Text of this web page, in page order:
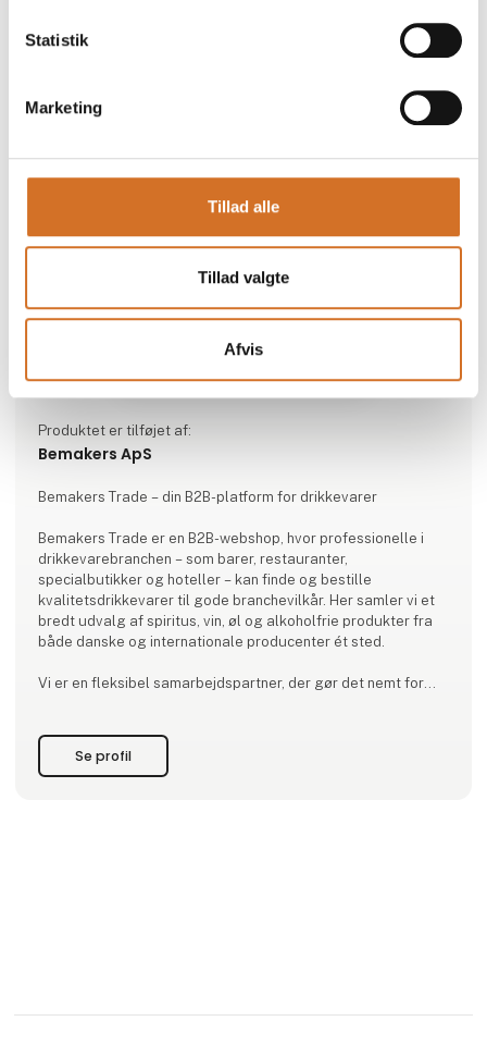
Statistik
Marketing
Tillad alle
Tillad valgte
Afvis
Dette produkt kan opleves på udstillerens stand på messen
Produktet er tilføjet af:
Bemakers ApS
Bemakers Trade – din B2B-platform for drikkevarer
Bemakers Trade er en B2B-webshop, hvor professionelle i
drikkevarebranchen – som barer, restauranter,
specialbutikker og hoteller – kan finde og bestille
kvalitetsdrikkevarer til gode branchevilkår. Her samler vi et
bredt udvalg af spiritus, vin, øl og alkoholfrie produkter fra
både danske og internationale producenter ét sted.
Vi er en fleksibel samarbejdspartner, der gør det nemt for
– uden lange aftaler eller faste fo
Se profil